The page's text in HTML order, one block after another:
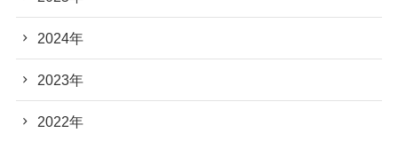
2024年
2023年
2022年